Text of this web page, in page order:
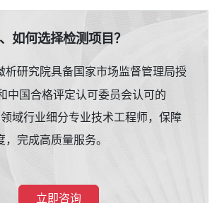
如何选择检测项目？
析研究院具备国家市场监督管理局授
中国合格评定认可委员会认可的
域行业细分专业技术工程师，保障
完成高质量服务。
立即咨询